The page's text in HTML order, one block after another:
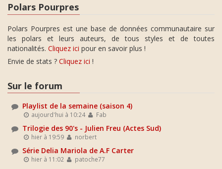
Polars Pourpres
Polars Pourpres est une base de données communautaire sur
les polars et leurs auteurs, de tous styles et de toutes
nationalités. Cliquez ici pour en savoir plus !
Envie de stats ? Cliquez ici !
Sur le forum
Playlist de la semaine (saison 4)
aujourd'hui à 10:24 Fab
Trilogie des 90's - Julien Freu (Actes Sud)
hier à 19:59 norbert
Série Delia Mariola de A.F Carter
hier à 11:02 patoche77